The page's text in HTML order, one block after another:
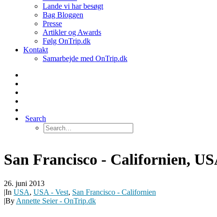
Lande vi har besøgt
Bag Bloggen
Presse
Artikler og Awards
Følg OnTrip.dk
Kontakt
Samarbejde med OnTrip.dk
Search
San Francisco - Californien,
26. juni 2013
|In USA, USA - Vest, San Francisco - Californien
|By Annette Seier - OnTrip.dk